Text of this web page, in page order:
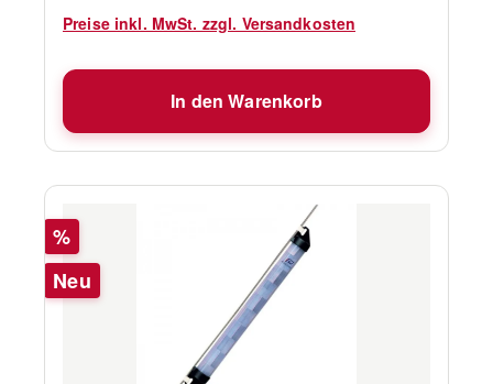
Preise inkl. MwSt. zzgl. Versandkosten
In den Warenkorb
Rabatt
%
Neu